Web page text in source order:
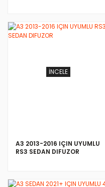
İNCELE
A3 2013-2016 IÇIN UYUMLU
RS3 SEDAN DIFUZOR